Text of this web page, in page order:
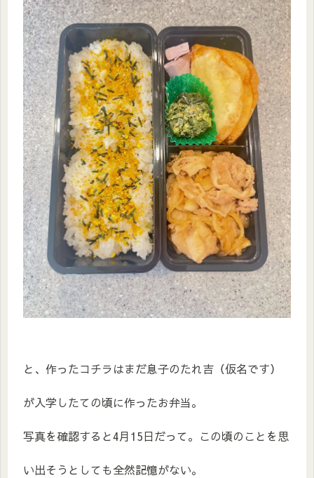
と、作ったコチラはまだ息子のたれ吉（仮名です）
が入学したての頃に作ったお弁当。
写真を確認すると4月15日だって。この頃のことを思
い出そうとしても全然記憶がない。